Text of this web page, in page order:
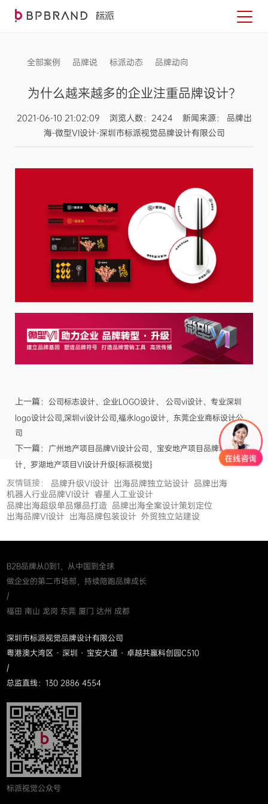
全部案例 品牌说 标派动态 品牌动向
为什么越来越多的企业注重品牌设计？
2021-06-10 21:02:09 浏览人数：2424 新闻来源： 品牌出
海-微型VI设计-深圳市标派视觉品牌设计有限公司
上一篇： 公司标志设计、企业LOGO设计、 公司vi设计、专业深圳
logo设计公司,深圳vi设计公司,福永logo设计，东莞企业商标设计公
司
下一篇： 广州地产项目品牌VI设计公司，宝安地产项目品牌商标设
计，罗湖地产项目VI设计升级{标派视觉}
友情链接： 品牌升级VI设计 出海品牌独立站设计 品牌出海
机器人行业品牌VI设计 睿星人工业设计
品牌出海超级单品爆品打造 品牌出海全案设计策划定位
出海品牌VI设计 出海品牌包装设计 外贸独立站建设
B2B品牌从0到1，从中国到全球
做企业的第二市场部，持续陪跑品牌成长
/
福田 南山 龙岗 东莞 厦门 达州 成都
深圳市标派视觉品牌设计有限公司
粤港澳大湾区 · 深圳 · 宝安大道 · 卓越共赢科创园C510
/
总监直线：130 2886 4554
标派视觉公众号